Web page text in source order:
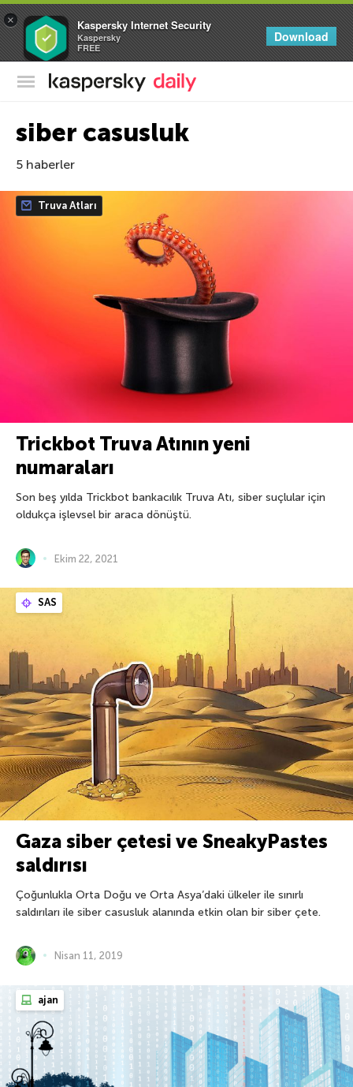
× Kaspersky Internet Security
Kaspersky
FREE
Download
Kaspersky Resmi Blogu
siber casusluk
5 haberler
Truva Atları
Trickbot Truva Atının yeni
numaraları
Son beş yılda Trickbot bankacılık Truva Atı, siber suçlular için
oldukça işlevsel bir araca dönüştü.
Ekim 22, 2021
SAS
Gaza siber çetesi ve SneakyPastes
saldırısı
Çoğunlukla Orta Doğu ve Orta Asya’daki ülkeler ile sınırlı
saldırıları ile siber casusluk alanında etkin olan bir siber çete.
Nisan 11, 2019
ajan